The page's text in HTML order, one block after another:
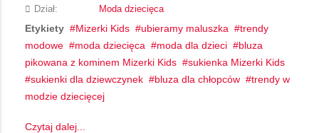
Dział: Moda dziecięca
Etykiety Mizerki Kids ubieramy maluszka
trendy
modowe
moda dziecięca moda dla dzieci
bluza
pikowana z kominem Mizerki Kids
sukienka Mizerki Kids
sukienki dla dziewczynek
bluza dla chłopców
trendy w
modzie dziecięcej
Czytaj dalej...